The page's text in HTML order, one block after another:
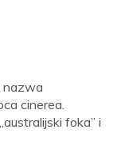
nazwa
cinerea.
foka” i